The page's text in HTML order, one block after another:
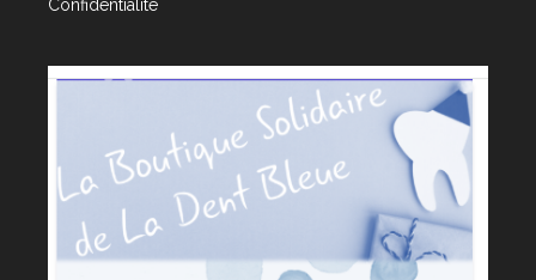
Confidentialité